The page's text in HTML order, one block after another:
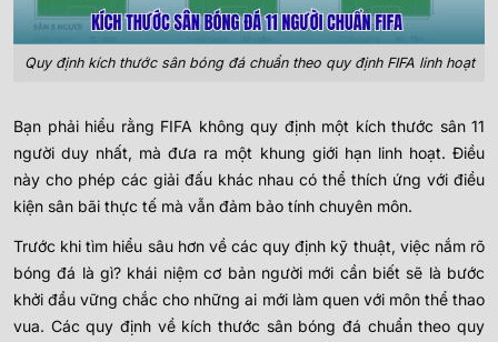
Quy định kích thước sân bóng đá chuẩn theo quy định FIFA linh hoạt
Bạn phải hiểu rằng FIFA không quy định một kích thước sân 11
người duy nhất, mà đưa ra một khung giới hạn linh hoạt. Điều
này cho phép các giải đấu khác nhau có thể thích ứng với điều
kiện sân bãi thực tế mà vẫn đảm bảo tính chuyên môn.
Trước khi tìm hiểu sâu hơn về các quy định kỹ thuật, việc nắm rõ
bóng đá là gì? khái niệm cơ bản người mới cần biết sẽ là bước
khởi đầu vững chắc cho những ai mới làm quen với môn thể thao
vua. Các quy định về kích thước sân bóng đá chuẩn theo quy